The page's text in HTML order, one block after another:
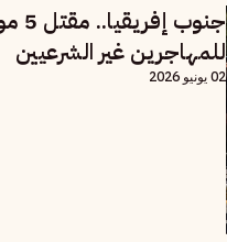
للمهاجرين غير الشرعيين
02 يونيو 2026